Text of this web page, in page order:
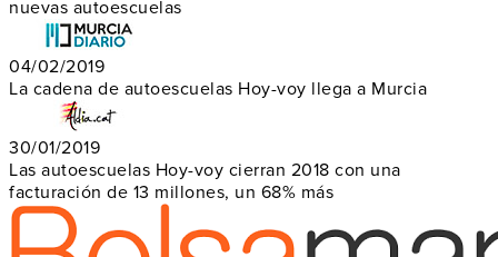
nuevas autoescuelas
04/02/2019
La cadena de autoescuelas Hoy-voy llega a Murcia
30/01/2019
Las autoescuelas Hoy-voy cierran 2018 con una
facturación de 13 millones, un 68% más